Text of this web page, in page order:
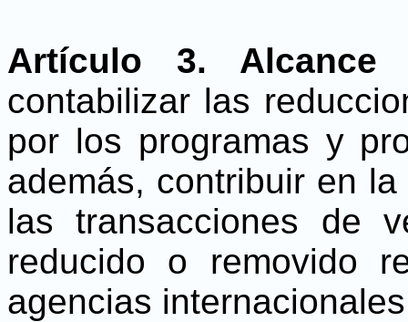
Artículo 3. Alcance
contabilizar las
por los programas y
además, contribuir en
las transacciones de
reducido o removido
agencias